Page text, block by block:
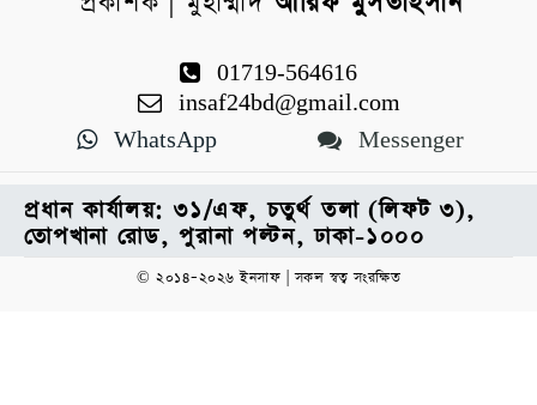
01719-564616
insaf24bd@gmail.com
WhatsApp
Messenger
প্রধান কার্যালয়: ৩১/এফ, চতুর্থ তলা (লিফট ৩),
তোপখানা রোড, পুরানা পল্টন, ঢাকা-১০০০
© ২০১৪–২০২৬ ইনসাফ | সকল স্বত্ব সংরক্ষিত